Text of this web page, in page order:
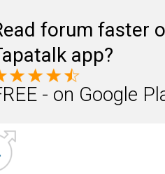
forum faster
app?
- on Google